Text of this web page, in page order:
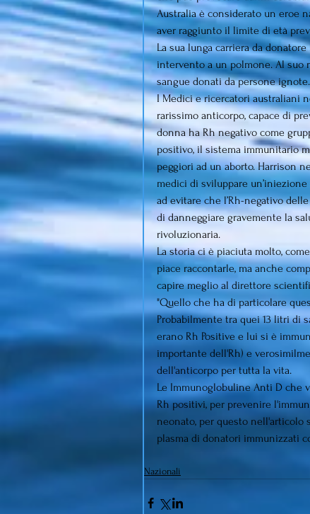
Australia è considerato un eroe
aver raggiunto il limite di età
La sua lunga carriera da
intervento a un polmone. Al suo
sangue donati da persone
I Medici e ricercatori australiani
rarissimo anticorpo, capace di
donna ha Rh negativo come
positivo, il sistema immunitario
peggiori ad un aborto. Harrison
medici di sviluppare
ad evitare che l’Rh-negativo
di danneggiare gravemente la
rivoluzionaria.
La storia ci è piaciuta molto,
piace raccontarle, ma anche
capire meglio al direttore
"Quello che ha di particolare
Probabilmente tra quei 13 litri di
erano Rh Positive e lui si è
importante dell'Rh) e
dell'anticorpo per tutta la vita.
Le Immunoglobuline Anti D che
Rh positivi, per prevenire
neonato, per questo
plasma di donatori immunizzati
Nazionali